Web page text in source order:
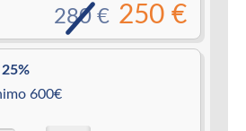
250 €
280 €
600€